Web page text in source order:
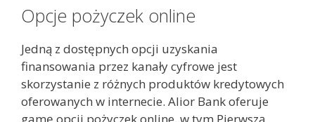
Opcje pożyczek online
Jedną z dostępnych opcji uzyskania
finansowania przez kanały cyfrowe jest
skorzystanie z różnych produktów kredytowych
oferowanych w internecie. Alior Bank oferuje
gamę opcji pożyczek online, w tym Pierwszą